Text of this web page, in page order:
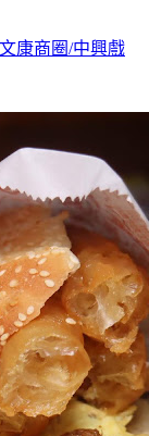
康商圈/中興戲